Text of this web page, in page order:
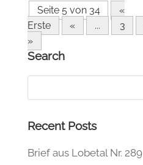
Seite 5 von 34
«
Erste
« ... 3
»
Search
Recent Posts
Brief aus Lobetal Nr. 289